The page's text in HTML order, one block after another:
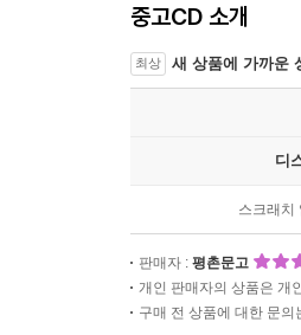
중고CD 소개
최상 새 상품에 가까운
디
스크래치
판매자 : 평촌문고
개인 판매자의 상품은 개
구매 전 상품에 대한 문의